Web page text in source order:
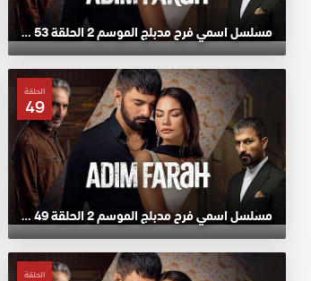
مسلسل اسمي فرح مدبلج الموسم 2 الحلقة 53 HD
الحلقة
49
مسلسل اسمي فرح مدبلج الموسم 2 الحلقة 49 HD
الحلقة